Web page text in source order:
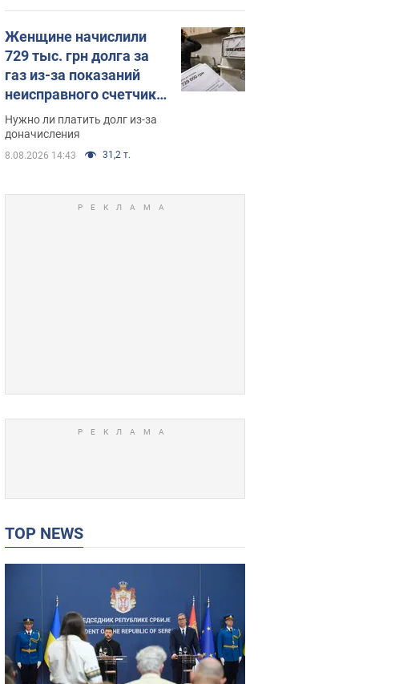
Женщине начислили
729 тыс. грн долга за
газ из-за показаний
неисправного счетчика:
судья вынес
неожиданное решение
Нужно ли платить долг из-за
доначисления
8.08.2026 14:43 31,2 т.
TOP NEWS